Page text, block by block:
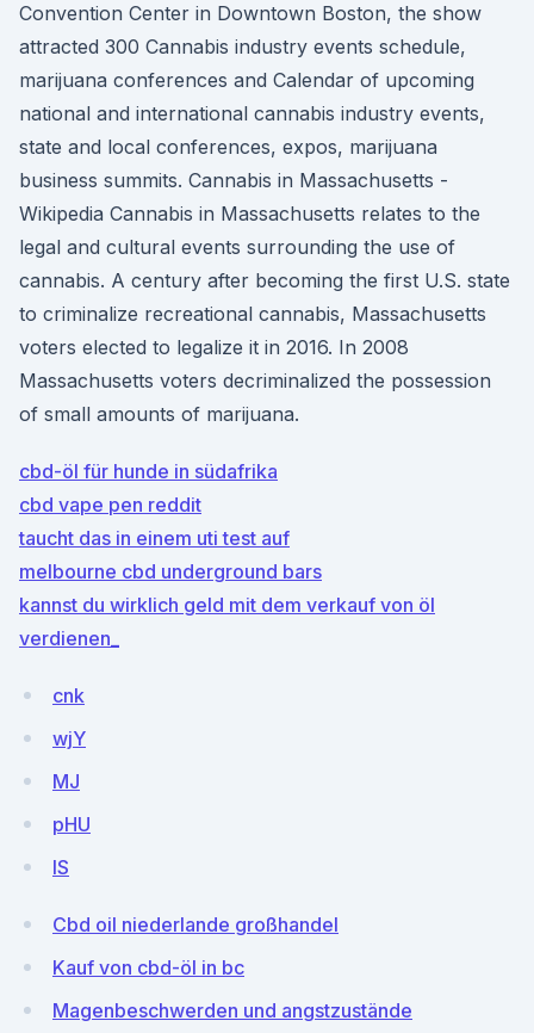
Convention Center in Downtown Boston, the show
attracted 300 Cannabis industry events schedule,
marijuana conferences and Calendar of upcoming
national and international cannabis industry events,
state and local conferences, expos, marijuana
business summits. Cannabis in Massachusetts -
Wikipedia Cannabis in Massachusetts relates to the
legal and cultural events surrounding the use of
cannabis. A century after becoming the first U.S. state
to criminalize recreational cannabis, Massachusetts
voters elected to legalize it in 2016. In 2008
Massachusetts voters decriminalized the possession
of small amounts of marijuana.
cbd-öl für hunde in südafrika
cbd vape pen reddit
taucht das in einem uti test auf
melbourne cbd underground bars
kannst du wirklich geld mit dem verkauf von öl
verdienen_
cnk
wjY
MJ
pHU
lS
Cbd oil niederlande großhandel
Kauf von cbd-öl in bc
Magenbeschwerden und angstzustände